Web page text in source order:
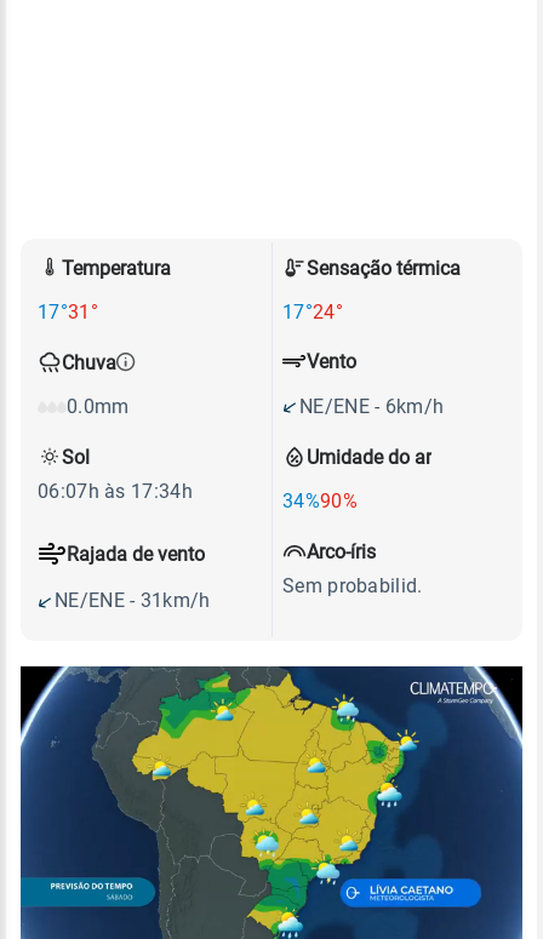
Temperatura
17°31°
Sensação térmica
17°24°
Chuva
0.0mm
Umidade do ar
34%90%
Vento
NE/ENE - 6km/h
Rajada de vento
NE/ENE - 31km/h
Sol
06:07h às 17:34h
Arco-íris
Sem probabilid.